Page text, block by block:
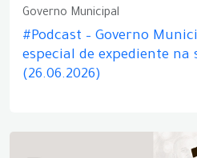
Governo Municipal
#Podcast – Governo
especial de expediente na
(26.06.2026)